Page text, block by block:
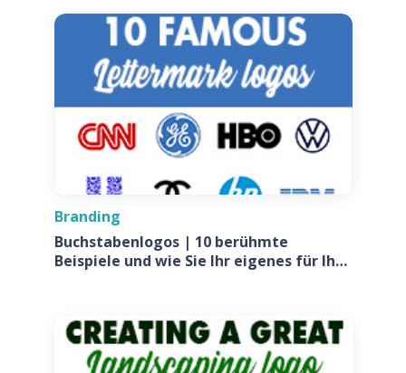
Branding
Buchstabenlogos | 10 berühmte
Beispiele und wie Sie Ihr eigenes für Ihr